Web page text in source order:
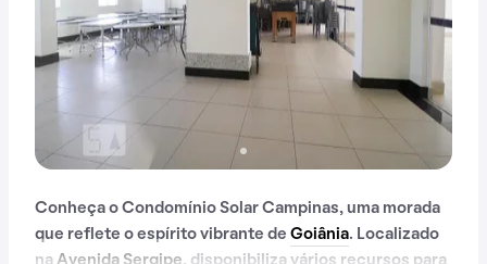
Conheça o Condomínio Solar Campinas, uma morada
que reflete o espírito vibrante de Goiânia. Localizado
na Avenida Sergipe, disponibiliza vários recursos para